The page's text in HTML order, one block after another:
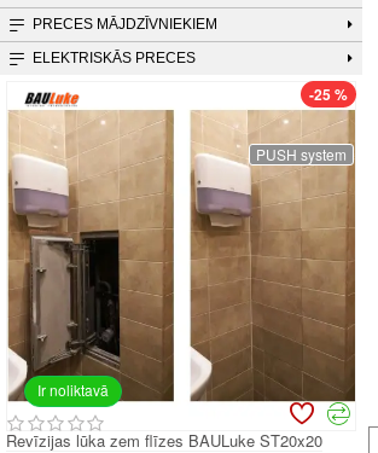
PRECES MĀJDZĪVNIEKIEM
ELEKTRISKĀS PRECES
PUSH system
Ir noliktavā
-25 %
Revīzijas lūka zem flīzes BAULuke ST20x20